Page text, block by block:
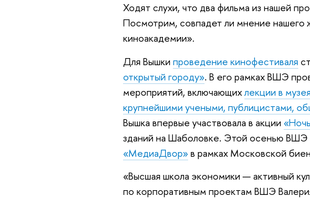
Ходят слухи, что два фильма из нашей
Посмотрим, совпадет ли мнение
киноакадемии».
Для Вышки проведение кинофестиваля
открытый городу». В его рамках ВШЭ
мероприятий, включающихлекции в
крупнейшими учеными, публицистами,
Вышка впервые участвовала в акции
зданий на Шаболовке. Этой осенью ВШЭ
«МедиаДвор»в рамках Московской
«Высшая школа экономики — активный
по корпоративным проектам ВШЭ